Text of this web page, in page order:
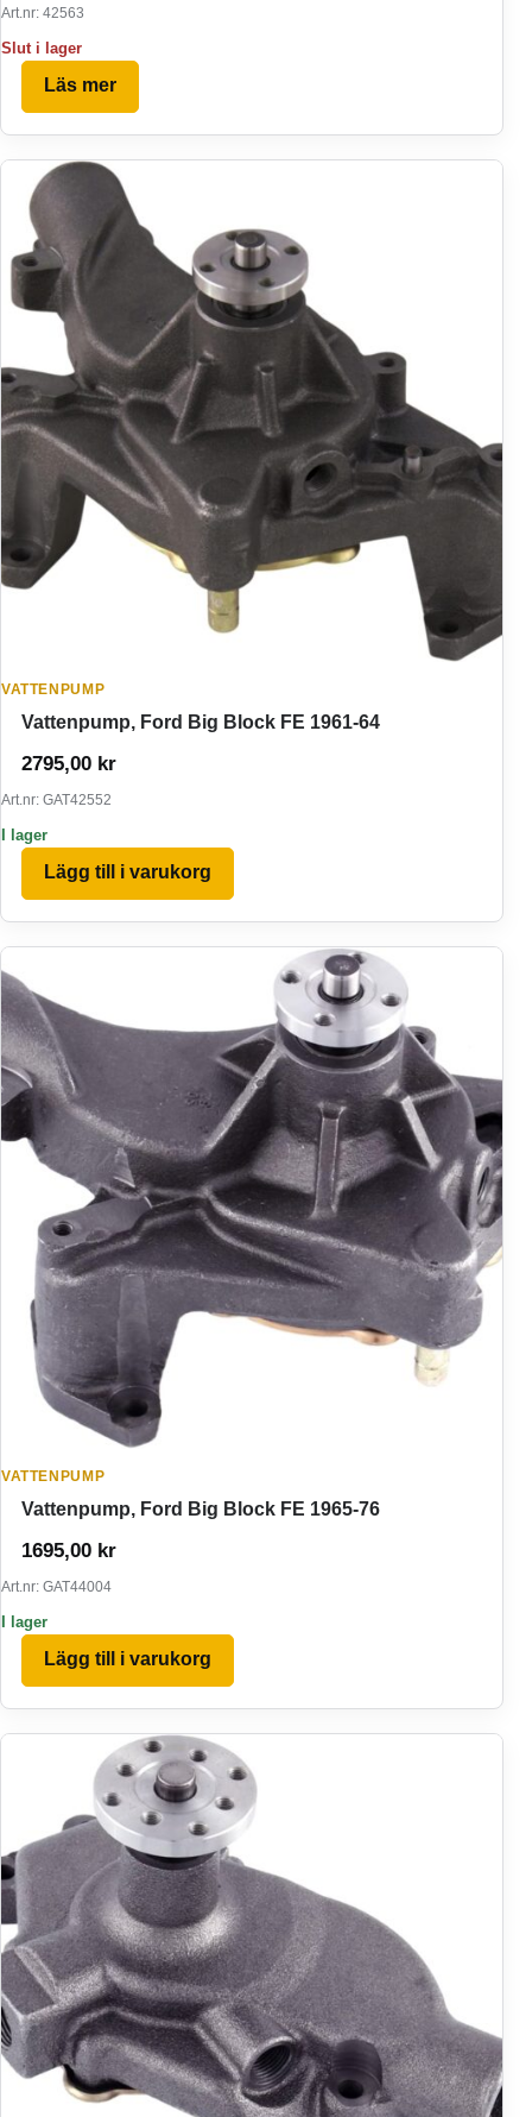
Art.nr: 42563
Slut i lager
Läs mer
VATTENPUMP
Vattenpump, Ford Big Block FE 1961-64
2795,00 kr
Art.nr: GAT42552
I lager
Lägg till i varukorg
VATTENPUMP
Vattenpump, Ford Big Block FE 1965-76
1695,00 kr
Art.nr: GAT44004
I lager
Lägg till i varukorg